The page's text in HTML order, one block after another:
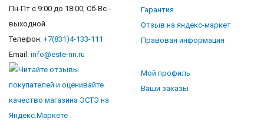
Пн-Пт с 9:00 до 18:00, Сб-Вс -
выходной
Телефон: +7(831)4-133-111
Email: info@este-nn.ru
Гарантия
Отзыв на яндекс-маркет
Правовая информация
Мой профиль
Ваши заказы